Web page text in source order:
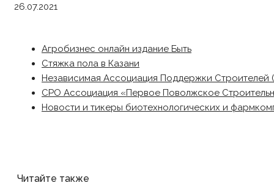
26.07.2021
Агробизнес онлайн издание Быть
Стяжка пола в Казани
Независимая Ассоциация Поддержки Строителей
СРО Ассоциация «Первое Поволжское
Новости и тикеры биотехнологических и
Читайте также